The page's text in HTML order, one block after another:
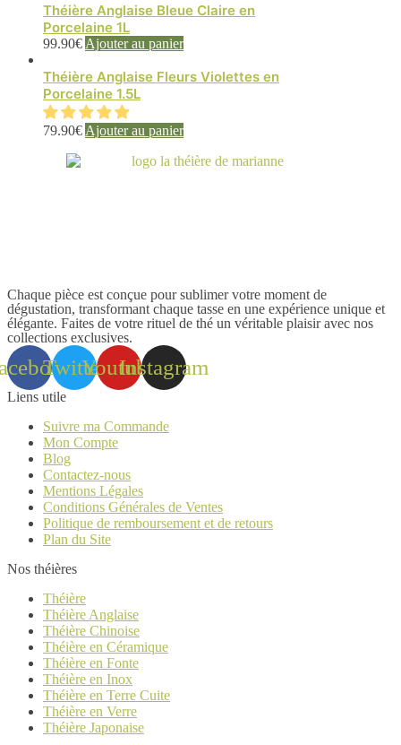
Théière Anglaise Bleue Claire en
Porcelaine 1L
99.90€ Ajouter au panier
Théière Anglaise Fleurs Violettes en
Porcelaine 1.5L
79.90€ Ajouter au panier
Chaque pièce est conçue pour sublimer votre moment de
dégustation, transformant chaque tasse en une expérience unique et
élégante. Faites de votre rituel de thé un véritable plaisir avec nos
collections exclusives.
TwitterYoutubeInstagram
Liens utile
Suivre ma Commande
Mon Compte
Blog
Contactez-nous
Mentions Légales
Conditions Générales de Ventes
Politique de remboursement et de retours
Plan du Site
Nos théières
Théière
Théière Anglaise
Théière Chinoise
Théière en Céramique
Théière en Fonte
Théière en Inox
Théière en Terre Cuite
Théière en Verre
Théière Japonaise